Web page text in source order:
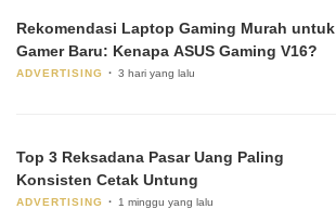
Rekomendasi Laptop Gaming Murah untuk
Gamer Baru: Kenapa ASUS Gaming V16?
ADVERTISING 3 hari yang lalu
Top 3 Reksadana Pasar Uang Paling
Konsisten Cetak Untung
ADVERTISING 1 minggu yang lalu